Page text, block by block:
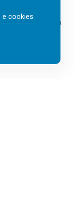
de
(IA), acaba
e cookies.